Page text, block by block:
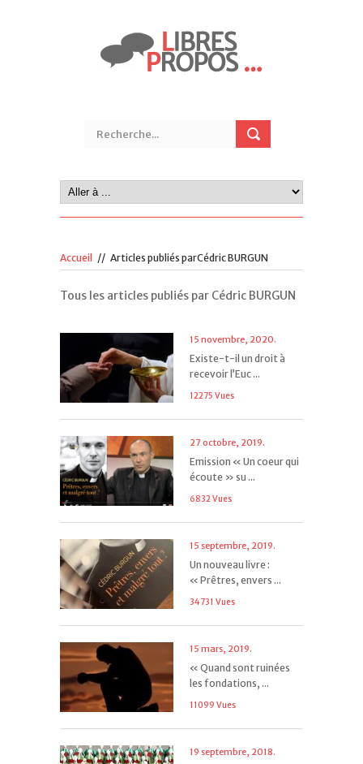
Accueil // Articles publiés parCédric BURGUN
Tous les articles publiés par Cédric BURGUN
15 novembre, 2020.
Existe-t-il un droit à
recevoir l’Euc ...
12275 Vues
27 octobre, 2019.
Emission « Un coeur qui
écoute » su ...
6832 Vues
15 septembre, 2019.
Un nouveau livre :
« Prêtres, envers ...
34731 Vues
15 mars, 2019.
« Quand sont ruinées
les fondations, ...
11099 Vues
19 septembre, 2018.